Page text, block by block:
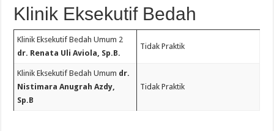
Klinik Eksekutif Bedah
Klinik Eksekutif Bedah Umum 2
dr. Renata Uli Aviola, Sp.B.
Tidak Praktik
Klinik Eksekutif Bedah Umum dr.
Nistimara Anugrah Azdy,
Sp.B
Tidak Praktik